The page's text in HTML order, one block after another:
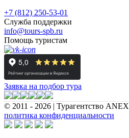
+7 (812) 250-53-01
Служба поддержки
info@tours-spb.ru
Помощь туристам
Заявка на подбор тура
© 2011 - 2026 | Турагентство ANEX
политика конфиденциальности